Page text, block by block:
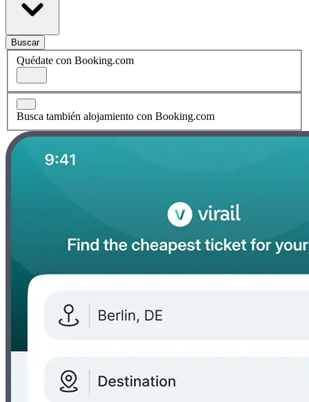
Buscar
Quédate con Booking.com
Busca también alojamiento con Booking.com